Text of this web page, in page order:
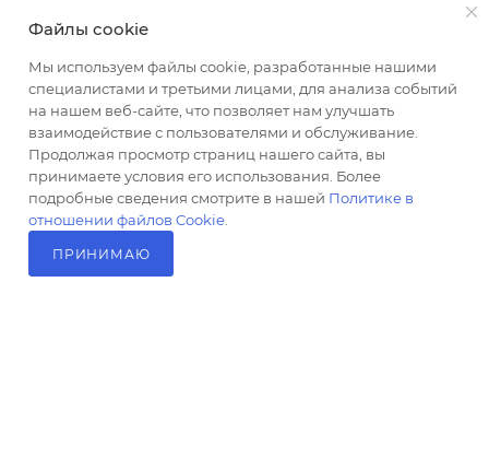
Магазин-склад ТЦ "Альтус"
Ростовская обл, Аксайский р-н,
пос. Янтарный, Малое Зеленое
Кольцо, 3, ТЦ "Альтус" 1 этаж
Показать на карте
Файлы cookie
Мы используем файлы cookie, разработанные нашими
специалистами и третьими лицами, для анализа событий
на нашем веб-сайте, что позволяет нам улучшать
взаимодействие с пользователями и обслуживание.
Продолжая просмотр страниц нашего сайта, вы
принимаете условия его использования. Более
подробные сведения смотрите в нашей Политике в
отношении файлов Cookie
ПРИНИМАЮ